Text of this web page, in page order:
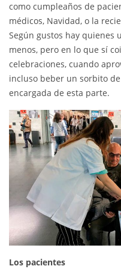
como cumpleaños de
médicos, Navidad, o la
Según gustos hay quienes
menos, pero en lo que sí
celebraciones, cuando
incluso beber un sorbito de
encargada de esta parte.
Los pacientes